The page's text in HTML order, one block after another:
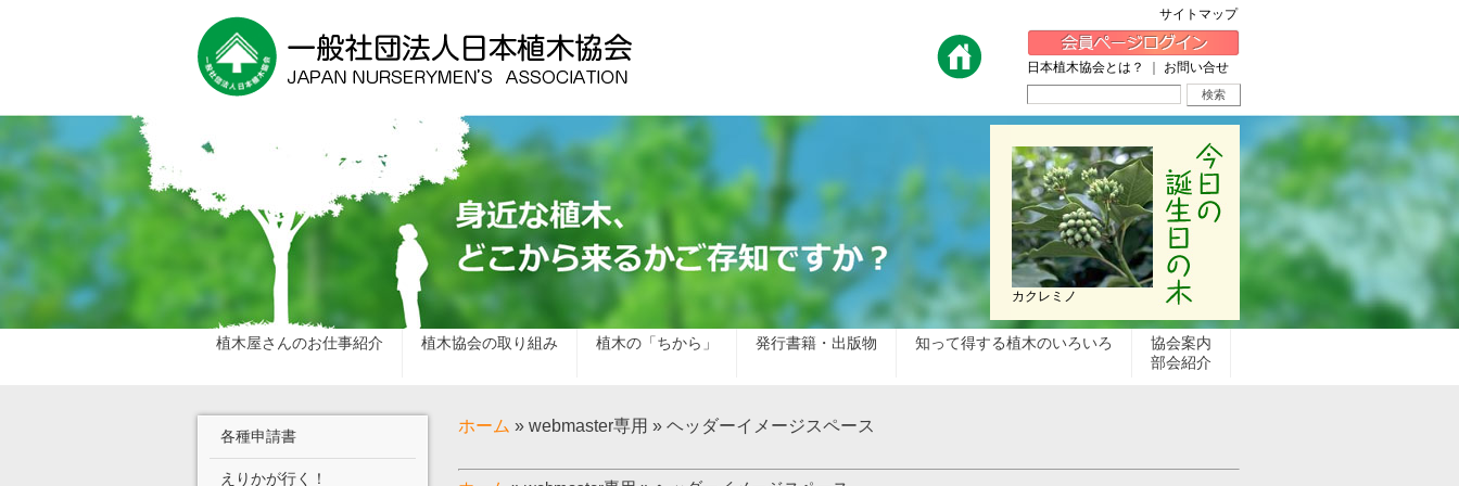
サイトマップ
日本植木協会とは？ お問い合せ
カクレミノ
植木屋さんのお仕事紹介 植木協会の取り組み 植木の「ちから」 発行書籍・出版物 知って得する植木のいろいろ
協会案内
部会紹介
ホーム » webmaster専用 » ヘッダーイメージスペース
各種申請書
えりかが行く！